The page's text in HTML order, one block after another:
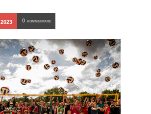
2023 0 KOMMENTARE